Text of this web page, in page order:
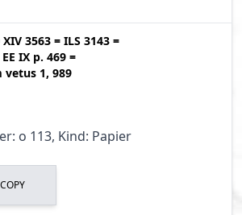
XIV 3563 = ILS 3143 =
EE IX p. 469 =
vetus 1, 989
o 113, Kind: Papier